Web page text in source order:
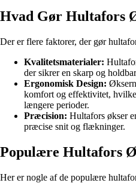
Hvad Gør Hultafors
Der er flere faktorer, der gør
Kvalitetsmaterialer:
der sikrer en skarp og
Ergonomisk Design:
komfort og effektivitet,
længere perioder.
Præcision: Hultafors økser
præcise snit og flækninger.
Populære Hultafors
Her er nogle af de populære